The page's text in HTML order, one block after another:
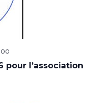
pour l’association